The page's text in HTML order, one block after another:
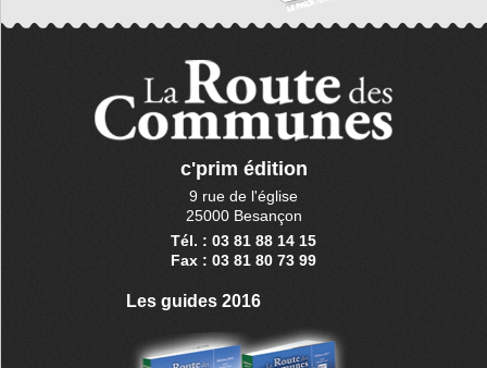
c'prim édition
9 rue de l'église
25000 Besançon
Tél. : 03 81 88 14 15
Fax : 03 81 80 73 99
Les guides 2016